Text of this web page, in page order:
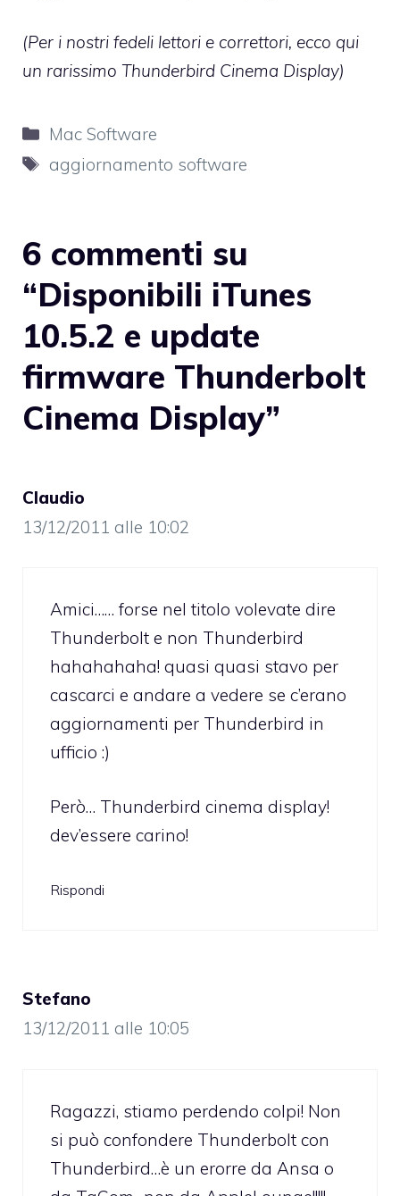
(Per i nostri fedeli lettori e correttori, ecco qui
un rarissimo Thunderbird Cinema Display)
Categorie
Mac Software
Tag
aggiornamento software
6 commenti su
“Disponibili iTunes
10.5.2 e update
firmware Thunderbolt
Cinema Display”
Claudio
13/12/2011 alle 10:02
Amici…… forse nel titolo volevate dire
Thunderbolt e non Thunderbird
hahahahaha! quasi quasi stavo per
cascarci e andare a vedere se c’erano
aggiornamenti per Thunderbird in
ufficio :)
Però… Thunderbird cinema display!
dev’essere carino!
Rispondi
Stefano
13/12/2011 alle 10:05
Ragazzi, stiamo perdendo colpi! Non
si può confondere Thunderbolt con
Thunderbird…è un erorre da Ansa o